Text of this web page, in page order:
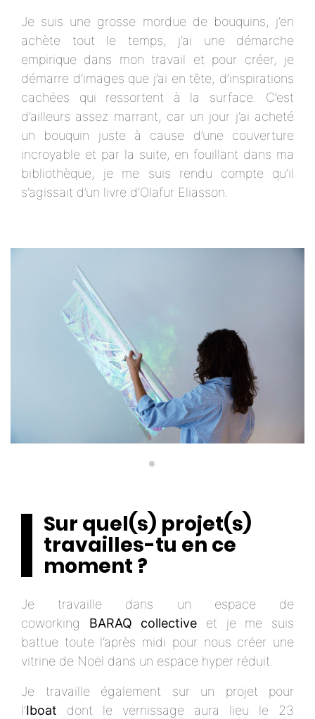
Je suis une grosse mordue de bouquins, j’en
achète tout le temps, j’ai une démarche
empirique dans mon travail et pour créer, je
démarre d’images que j’ai en tête, d’inspirations
cachées qui ressortent à la surface. C’est
d’ailleurs assez marrant, car un jour j’ai acheté
un bouquin juste à cause d’une couverture
incroyable et par la suite, en fouillant dans ma
bibliothèque, je me suis rendu compte qu’il
s’agissait d’un livre d’Olafur Eliasson.
Sur quel(s) projet(s)
travailles-tu en ce
moment ?
Je travaille dans un espace de
coworking BARAQ collective et je me suis
battue toute l’après midi pour nous créer une
vitrine de Noël dans un espace hyper réduit.
Je travaille également sur un projet pour
l’Iboat dont le vernissage aura lieu le 23